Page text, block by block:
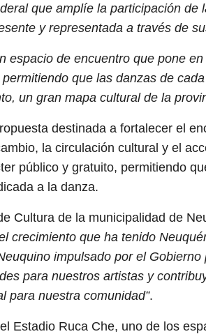
que amplíe la participación de
y representada a través de
espacio de encuentro que pone
que las danzas de
un gran mapa cultural de la
destinada a fortalecer el
la circulación cultural y el
público y gratuito, permitiendo
a la danza.
Cultura de la municipalidad de
crecimiento que ha tenido
impulsado por el
para nuestros artistas y
para nuestra comunidad”.
Estadio Ruca Che, uno de los